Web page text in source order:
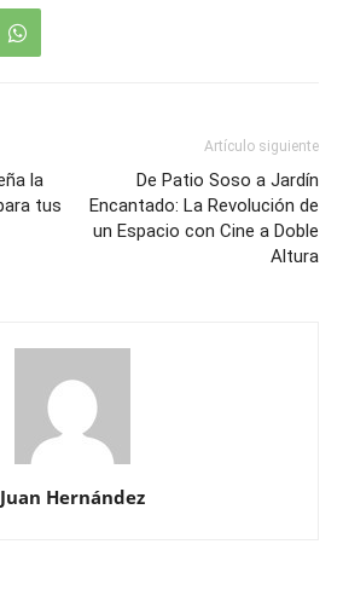
la
tus
Artículo siguiente
De Patio Soso a Jardín
Encantado: La Revolución de
un Espacio con Cine a Doble
Altura
Juan Hernández